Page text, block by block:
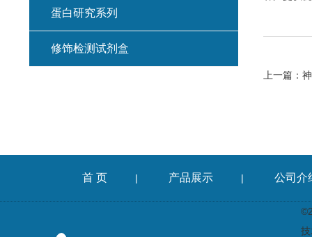
上一篇：
蛋白研究系列
修饰检测试剂盒
首 页 | 产品展示 | 公司介